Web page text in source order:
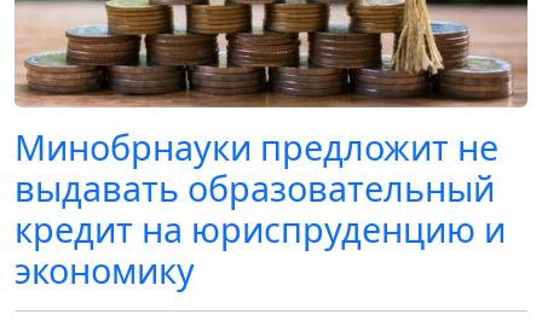
Минобрнауки предложит не
выдавать образовательный
кредит на юриспруденцию и
экономику